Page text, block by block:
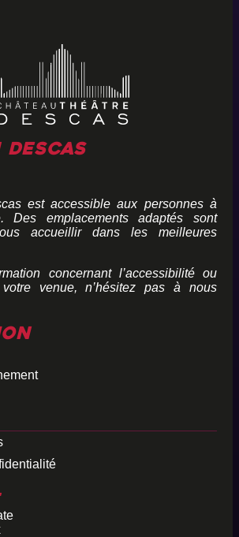
Descas
est accessible aux personnes à
Des emplacements adaptés sont
accueillir dans les meilleures
concernant l’accessibilité ou
venue, n’hésitez pas à nous